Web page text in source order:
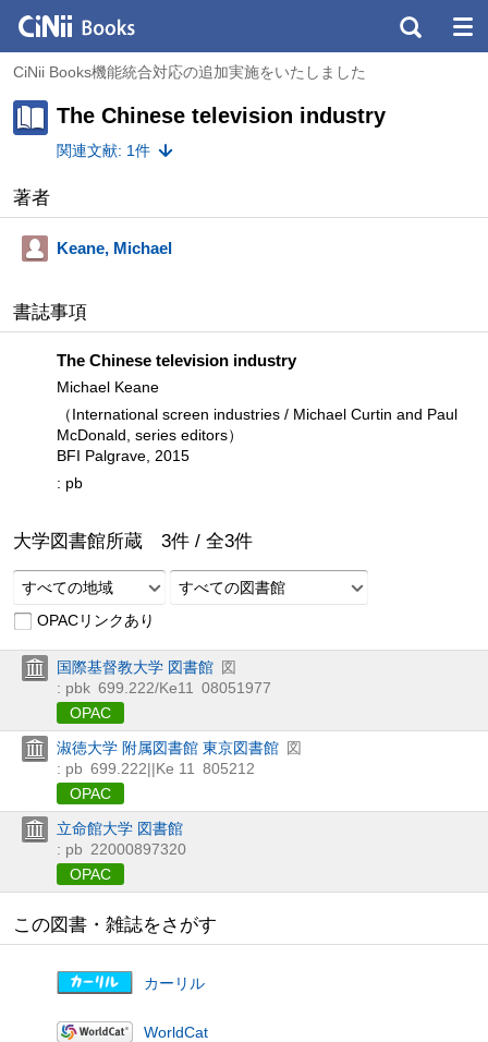
CiNii Books機能統合対応の追加実施をいたしました
The Chinese television industry
関連文献: 1件
著者
Keane, Michael
書誌事項
The Chinese television industry
Michael Keane
（International screen industries / Michael Curtin and Paul
McDonald, series editors）
BFI Palgrave, 2015
: pb
大学図書館所蔵 3件 / 全3件
すべての地域
すべての図書館
OPACリンクあり
国際基督教大学 図書館 図
: pbk 699.222/Ke11
08051977
OPAC
淑徳大学 附属図書館 東京図書館 図
: pb 699.222||Ke 11
805212
OPAC
立命館大学 図書館
: pb 22000897320
OPAC
この図書・雑誌をさがす
カーリル
WorldCat